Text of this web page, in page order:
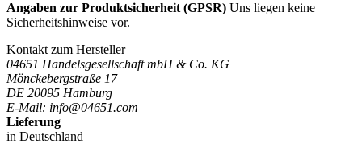
Angaben zur Produktsicherheit (GPSR) Uns liegen keine
Sicherheitshinweise vor.
Kontakt zum Hersteller
04651 Handelsgesellschaft mbH & Co. KG
Mönckebergstraße 17
DE 20095 Hamburg
E-Mail: info@04651.com
Lieferung
in Deutschland